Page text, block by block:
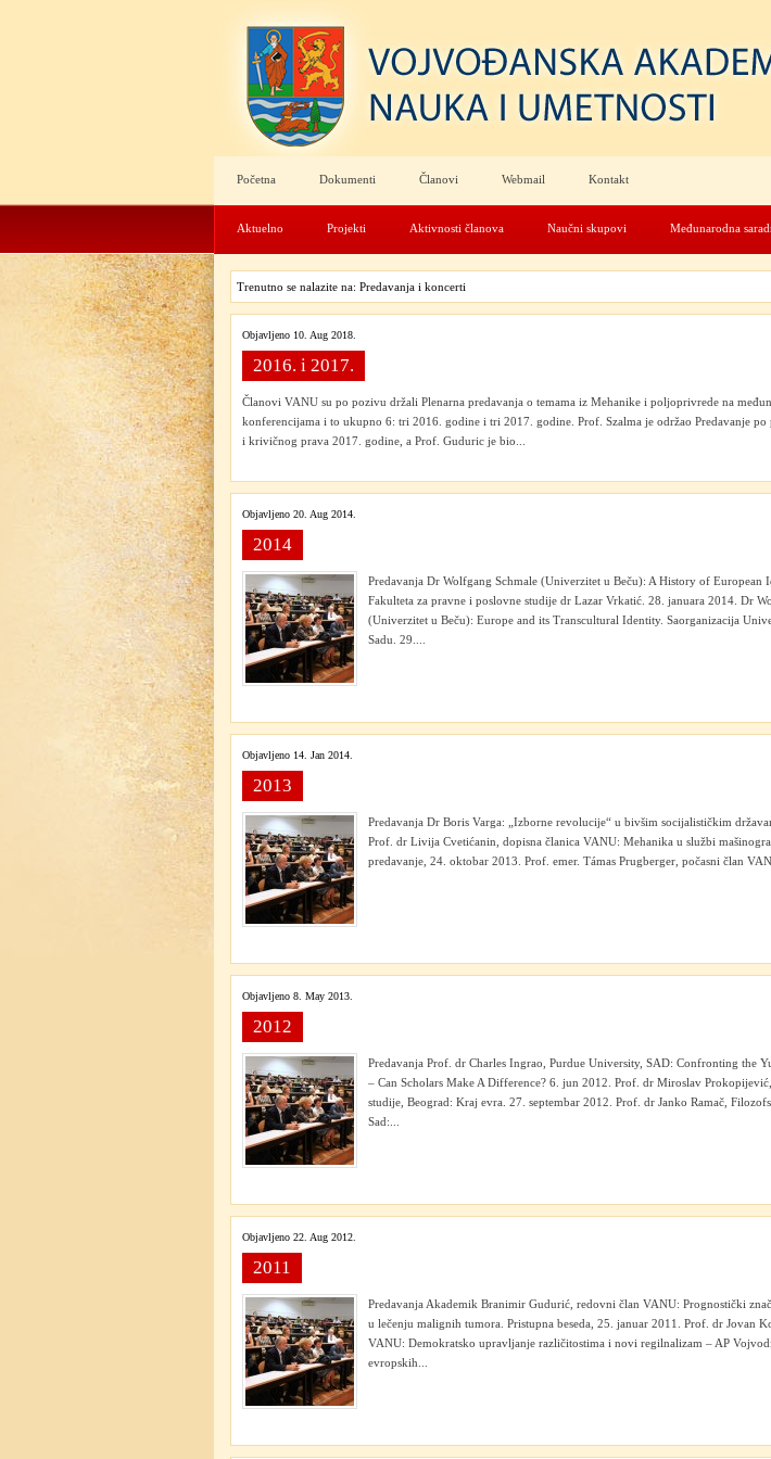
Početna Dokumenti Članovi Webmail Kontakt
Aktuelno Projekti Aktivnosti članova Naučni skupovi Međunarodna
Trenutno se nalazite na: Predavanja i koncerti
Objavljeno 10. Aug 2018.
2016. i 2017.
Članovi VANU su po pozivu držali Plenarna predavanja o temama iz Mehanike i poljoprivrede na
konferencijama i to ukupno 6: tri 2016. godine i tri 2017. godine. Prof. Szalma je održao Predavanje po
i krivičnog prava 2017. godine, a Prof. Guduric je bio...
Objavljeno 20. Aug 2014.
2014
Predavanja Dr Wolfgang Schmale (Univerzitet u Beču): A History of European
Fakulteta za pravne i poslovne studije dr Lazar Vrkatić. 28. januara 2014. Dr
(Univerzitet u Beču): Europe and its Transcultural Identity. Saorganizacija
Sadu. 29....
Objavljeno 14. Jan 2014.
2013
Predavanja Dr Boris Varga: „Izborne revolucije“ u bivšim socijalističkim
Prof. dr Livija Cvetićanin, dopisna članica VANU: Mehanika u službi
predavanje, 24. oktobar 2013. Prof. emer. Támas Prugberger, počasni član
Objavljeno 8. May 2013.
2012
Predavanja Prof. dr Charles Ingrao, Purdue University, SAD: Confronting the
– Can Scholars Make A Difference? 6. jun 2012. Prof. dr Miroslav
studije, Beograd: Kraj evra. 27. septembar 2012. Prof. dr Janko Ramač,
Sad:...
Objavljeno 22. Aug 2012.
2011
Predavanja Akademik Branimir Gudurić, redovni član VANU: Prognostički
u lečenju malignih tumora. Pristupna beseda, 25. januar 2011. Prof. dr Jovan
VANU: Demokratsko upravljanje različitostima i novi regilnalizam – AP
evropskih...